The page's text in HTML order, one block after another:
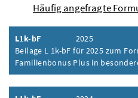
Häufig angefragte
L1k-bF
2025
Beilage L 1k-bF für 2025 zum
Familienbonus Plus in
Inhalt aufklappen